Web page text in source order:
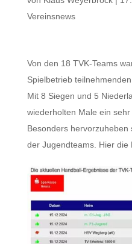
Vereinsnews
Von den 18 TVK-Teams
Spielbetrieb
Mit 8 Siegen und 5
wiederholten Male ein sehr
Besonders hervorzuheben
der Jugendteams. Hier die